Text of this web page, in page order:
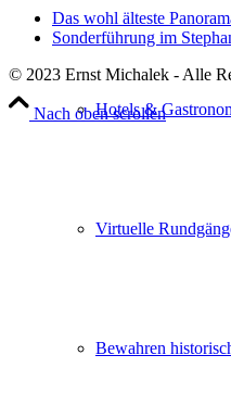
Hotels &
Virtuelle
Bewahren
Das wohl älteste
Sonderführung im
© 2023 Ernst Michalek - Alle
Nach oben scrollen